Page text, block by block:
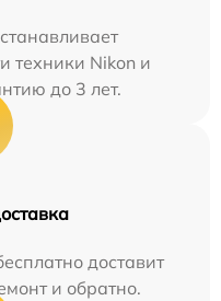
техники Nikon и
до 3 лет.
доставит
и обратно.